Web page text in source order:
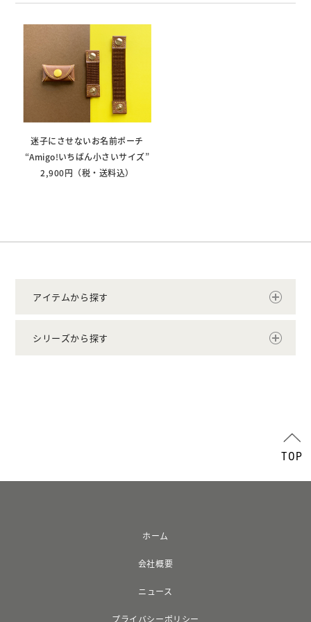
迷子にさせないお名前ポーチ
“Amigo!いちばん小さいサイズ”
2,900円（税・送料込）
アイテムから探す
シリーズから探す
TOP
ホーム
会社概要
ニュース
プライバシーポリシー